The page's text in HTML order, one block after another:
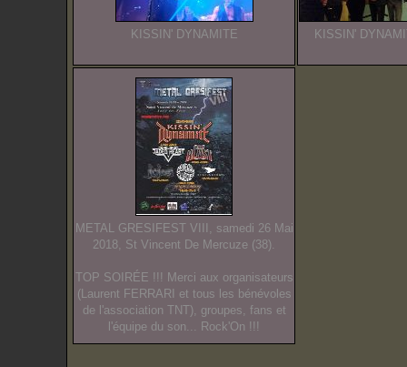
KISSIN' DYNAMITE KISSIN'
METAL GRESIFEST VIII, samedi 26 Mai
2018, St Vincent De Mercuze (38).
TOP SOIRÉE !!! Merci aux organisateurs
(Laurent FERRARI et tous les bénévoles
de l'association TNT), groupes, fans et
l'équipe du son... Rock'On !!!